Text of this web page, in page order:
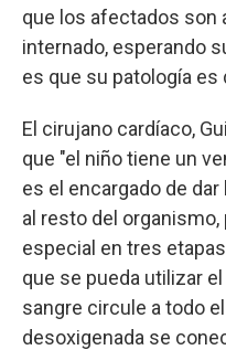
que los afectados son
internado, esperando
es que su patología es
El cirujano cardíaco,
que "el niño tiene un
es el encargado de
al resto del
especial en tres
que se pueda utilizar
sangre circule a todo
desoxigenada se